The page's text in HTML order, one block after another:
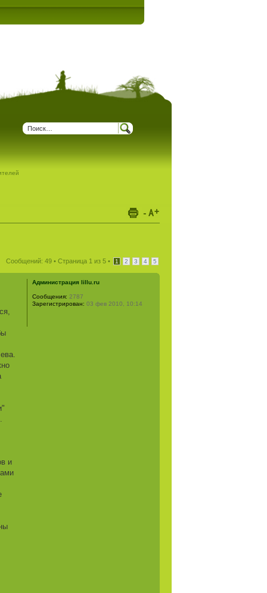
Сообщений: 49 • Страница 1 из 5 • 1 2 3 4 5
и
Администрация lillu.ru
Сообщения: 2787
Зарегистрирован: 03 фев 2010, 10:14